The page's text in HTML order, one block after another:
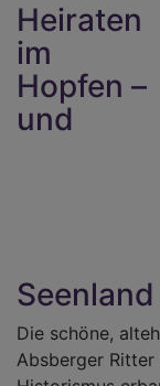
Heiraten
im
Hopfen –
und
Seenland
Die schöne,
Absberger